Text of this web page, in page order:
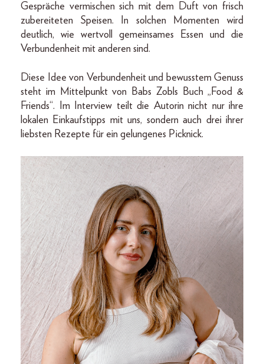
Gespräche vermischen sich mit dem Duft von frisch
zubereiteten Speisen. In solchen Momenten wird
deutlich, wie wertvoll gemeinsames Essen und die
Verbundenheit mit anderen sind.
Diese Idee von Verbundenheit und bewusstem Genuss
steht im Mittelpunkt von Babs Zobls Buch „Food &
Friends“. Im Interview teilt die Autorin nicht nur ihre
lokalen Einkaufstipps mit uns, sondern auch drei ihrer
liebsten Rezepte für ein gelungenes Picknick.